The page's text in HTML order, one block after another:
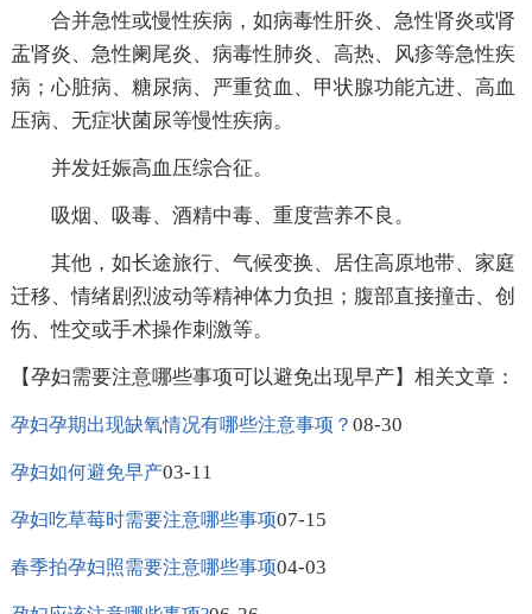
合并急性或慢性疾病，如病毒性肝炎、急性肾炎或肾
盂肾炎、急性阑尾炎、病毒性肺炎、高热、风疹等急性疾
病；心脏病、糖尿病、严重贫血、甲状腺功能亢进、高血
压病、无症状菌尿等慢性疾病。
并发妊娠高血压综合征。
吸烟、吸毒、酒精中毒、重度营养不良。
其他，如长途旅行、气候变换、居住高原地带、家庭
迁移、情绪剧烈波动等精神体力负担；腹部直接撞击、创
伤、性交或手术操作刺激等。
【孕妇需要注意哪些事项可以避免出现早产】相关文章：
孕妇孕期出现缺氧情况有哪些注意事项？ 08-30
孕妇如何避免早产03-11
孕妇吃草莓时需要注意哪些事项07-15
春季拍孕妇照需要注意哪些事项04-03